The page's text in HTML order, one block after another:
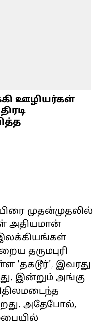
ஊழியர்கள்
முதன்முதலில்
அதியமான்
தருமபுரி
'தகடூர்', இவரது
இன்றும் அங்கு
அதேபோல்,